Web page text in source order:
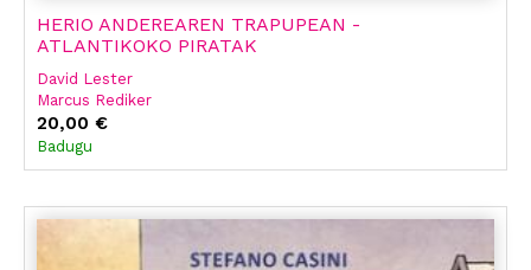
HERIO ANDEREAREN TRAPUPEAN -
ATLANTIKOKO PIRATAK
David Lester
Marcus Rediker
20,00 €
Badugu